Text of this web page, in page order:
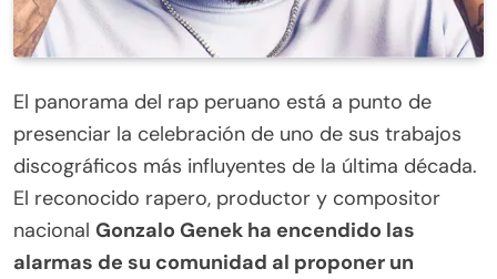
El panorama del rap peruano está a punto de
presenciar la celebración de uno de sus trabajos
discográficos más influyentes de la última década.
El reconocido rapero, productor y compositor
nacional Gonzalo Genek ha encendido las
alarmas de su comunidad al proponer un